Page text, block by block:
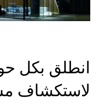
انطلق بكل
لاستكشاف